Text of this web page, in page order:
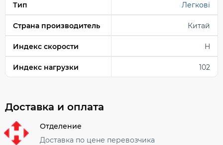
Тип Легкові
Страна производитель Китай
Индекс скорости H
Индекс нагрузки 102
Доставка и оплата
Отделение
Доставка по цене перевозчика